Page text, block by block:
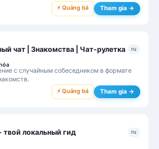
⚡ Quảng bá Tham gia →
чат | Знакомства | Чат-рулетка ru
с случайным собеседником в формате
⚡ Quảng bá Tham gia →
твой локальный гид ru